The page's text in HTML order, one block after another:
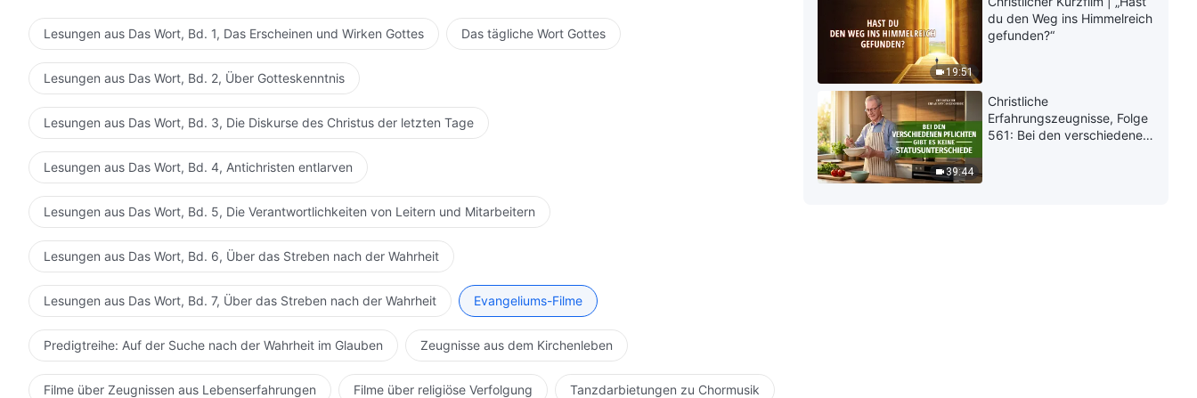
2:54:20
mein HERR
2:41:43
Ganzer christlicher Film | Brich
den Bann
Lesungen aus Das Wort, Bd. 1, Das Erscheinen und Wirken Gottes Das tägliche Wort Gottes
Lesungen aus Das Wort, Bd. 2, Über Gotteskenntnis
Lesungen aus Das Wort, Bd. 3, Die Diskurse des Christus der letzten Tage
Lesungen aus Das Wort, Bd. 4, Antichristen entlarven
Lesungen aus Das Wort, Bd. 5, Die Verantwortlichkeiten von Leitern und Mitarbeitern
Lesungen aus Das Wort, Bd. 6, Über das Streben nach der Wahrheit
Lesungen aus Das Wort, Bd. 7, Über das Streben nach der Wahrheit Evangeliums-Filme
Predigtreihe: Auf der Suche nach der Wahrheit im Glauben Zeugnisse aus dem Kirchenleben
Filme über Zeugnissen aus Lebenserfahrungen Filme über religiöse Verfolgung Tanzdarbietungen zu Chormusik
Gottes eintreten?
19:51
du den Weg ins Himmelreich
gefunden?“
39:44
Christliche
Erfahrungszeugnisse, Folge
561: Bei den verschiedenen